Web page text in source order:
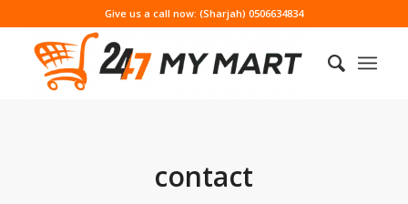
Give us a call now: (Sharjah) 0506634834
contact